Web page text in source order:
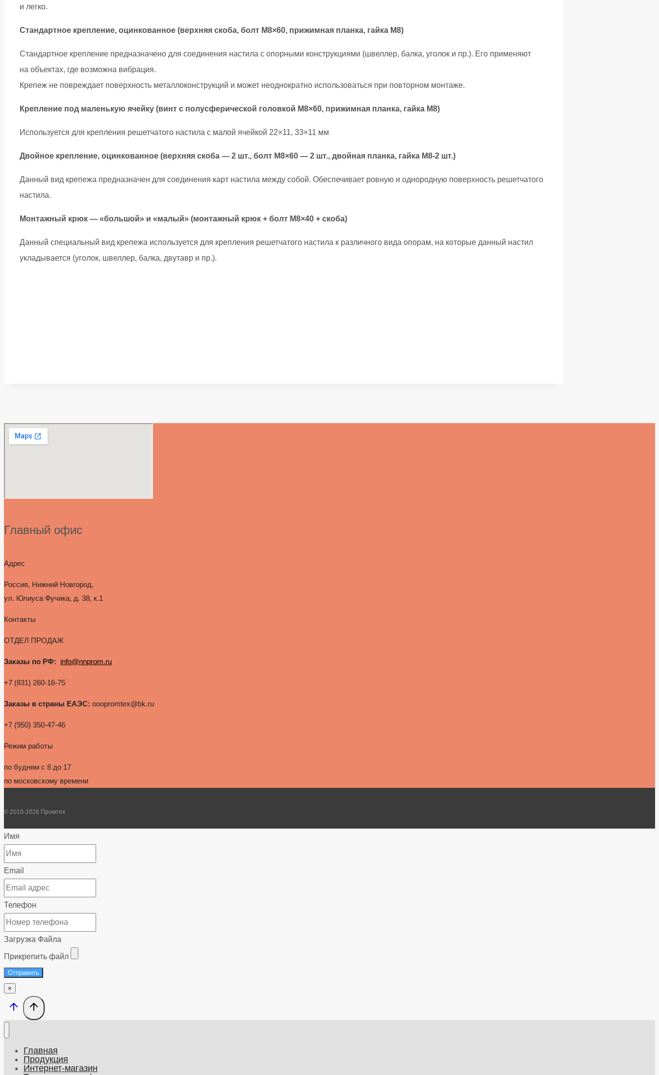
и легко.
Стандартное крепление, оцинкованное (верхняя скоба, болт М8×60, прижимная планка, гайка М8)
Стандартное крепление предназначено для соединения настила с опорными конструкциями (швеллер, балка, уголок и пр.). Его применяют
на объектах, где возможна вибрация.
Крепеж не повреждает поверхность металлоконструкций и может неоднократно использоваться при повторном монтаже.
Крепление под маленькую ячейку (винт с полусферической головкой М8×60, прижимная планка, гайка М8)
Используется для крепления решетчатого настила с малой ячейкой 22×11, 33×11 мм
Двойное крепление, оцинкованное (верхняя скоба — 2 шт., болт М8×60 — 2 шт., двойная планка, гайка М8-2 шт.)
Данный вид крепежа предназначен для соединения карт настила между собой. Обеспечивает ровную и однородную поверхность решетчатого
настила.
Монтажный крюк — «большой» и «малый» (монтажный крюк + болт М8×40 + скоба)
Данный специальный вид крепежа используется для крепления решетчатого настила к различного вида опорам, на которые данный настил
укладывается (уголок, швеллер, балка, двутавр и пр.).
Главный офис
Адрес
Россия, Нижний Новгород,
ул. Юлиуса Фучика, д. 38, к.1
Контакты
ОТДЕЛ ПРОДАЖ
Заказы по РФ: info@nnprom.ru
+7 (831) 260-16-75
Заказы в страны ЕАЭС: ooopromtex@bk.ru
+7 (950) 350-47-46
Режим работы
по будням с 8 до 17
по московскому времени
© 2010-2026 Промтех
Имя
Email
Телефон
Загрузка Файла
Прикрепить файл
Отправить
×
Главная
Продукция
Интернет-магазин